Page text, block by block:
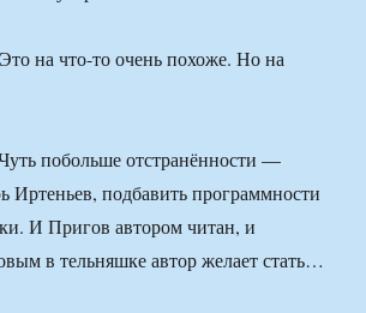
на что-то очень похоже. Но на
побольше отстранённости —
Иртеньев, подбавить программности
И Пригов автором читан, и
в тельняшке автор желает стать…